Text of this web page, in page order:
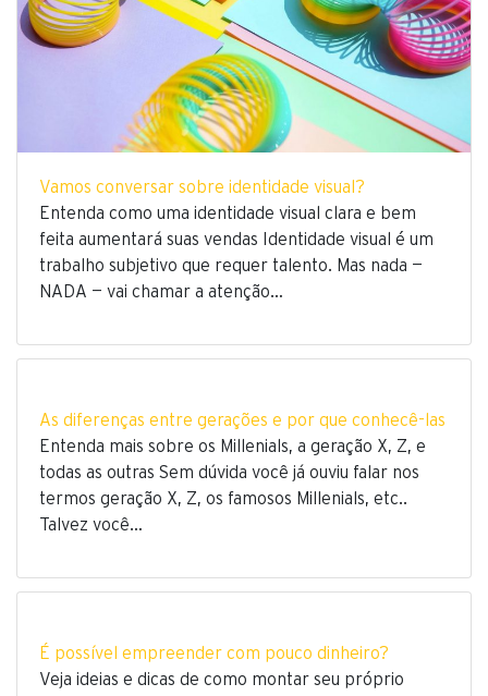
Vamos conversar sobre identidade visual?
Entenda como uma identidade visual clara e bem
feita aumentará suas vendas Identidade visual é um
trabalho subjetivo que requer talento. Mas nada —
NADA — vai chamar a atenção…
As diferenças entre gerações e por que conhecê-las
Entenda mais sobre os Millenials, a geração X, Z, e
todas as outras Sem dúvida você já ouviu falar nos
termos geração X, Z, os famosos Millenials, etc..
Talvez você…
É possível empreender com pouco dinheiro?
Veja ideias e dicas de como montar seu próprio